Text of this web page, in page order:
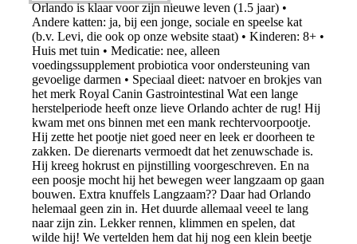
Orlando is klaar voor zijn nieuwe leven (1.5 jaar) •
Andere katten: ja, bij een jonge, sociale en speelse kat
(b.v. Levi, die ook op onze website staat) • Kinderen: 8+ •
Huis met tuin • Medicatie: nee, alleen
voedingssupplement probiotica voor ondersteuning van
gevoelige darmen • Speciaal dieet: natvoer en brokjes van
het merk Royal Canin Gastrointestinal Wat een lange
herstelperiode heeft onze lieve Orlando achter de rug! Hij
kwam met ons binnen met een mank rechtervoorpootje.
Hij zette het pootje niet goed neer en leek er doorheen te
zakken. De dierenarts vermoedt dat het zenuwschade is.
Hij kreeg hokrust en pijnstilling voorgeschreven. En na
een poosje mocht hij het bewegen weer langzaam op gaan
bouwen. Extra knuffels Langzaam?? Daar had Orlando
helemaal geen zin in. Het duurde allemaal veeel te lang
naar zijn zin. Lekker rennen, klimmen en spelen, dat
wilde hij! We vertelden hem dat hij nog een klein beetje